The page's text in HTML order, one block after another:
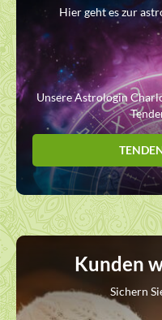
Hier geht es zur
Unsere Astrologin
Kunden
Sichern